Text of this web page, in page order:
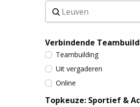
Verbindende
Teambuilding
Uit vergaderen
Online
Topkeuze: Sportief &